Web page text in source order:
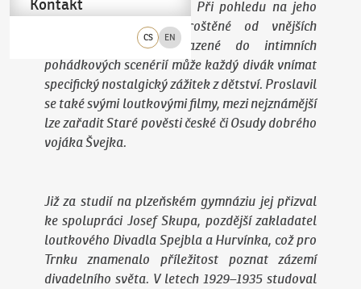
CS EN
Kontakt
Karafiátovým
. Při pohledu na jeho
drobné postavičky oproštěné od vnějších
uměleckých stylů zasazené do intimních
pohádkových scenérií může každý divák vnímat
specifický nostalgický zážitek z dětství. Proslavil
se také svými loutkovými filmy, mezi nejznámější
lze zařaditStaré pověsti české čiOsudy dobrého
vojáka Švejka.
Již za studií na plzeňském gymnáziu jej přizval
ke spolupráci Josef Skupa, pozdější zakladatel
loutkového Divadla Spejbla a Hurvínka, což pro
Trnku znamenalo příležitost poznat zázemí
divadelního světa. V letech 1929–1935 studoval